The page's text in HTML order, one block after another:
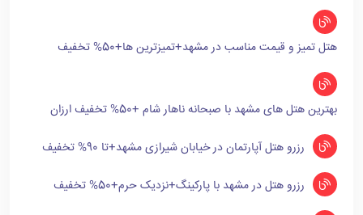
هتل تمیز و قیمت مناسب در مشهد+تمیزترین ها+50% تخفیف
بهترین هتل های مشهد با صبحانه ناهار شام +50% تخفیف ارزان
رزرو هتل آپارتمان در خیابان شیرازی مشهد+تا 90% تخفیف
رزرو هتل در مشهد با پارکینگ+نزدیک حرم+50% تخفیف